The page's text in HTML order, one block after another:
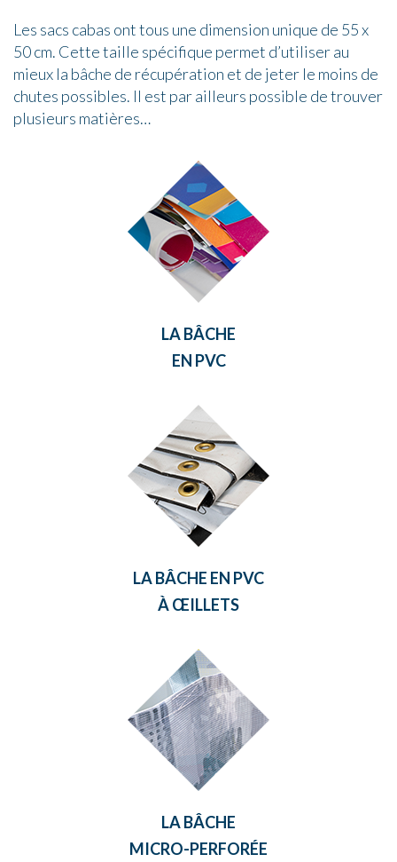
Les sacs cabas ont tous une dimension unique de 55 x
50 cm. Cette taille spécifique permet d’utiliser au
mieux la bâche de récupération et de jeter le moins de
chutes possibles. Il est par ailleurs possible de trouver
plusieurs matières…
LA BÂCHE
EN PVC
LA BÂCHE EN PVC
ÀŒILLETS
LA BÂCHE
MICRO-PERFORÉE